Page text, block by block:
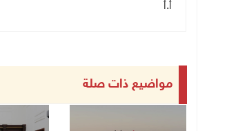
أ.أ
مواضيع ذات صلة